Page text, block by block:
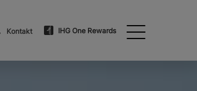
Kontakt IHG One Rewards